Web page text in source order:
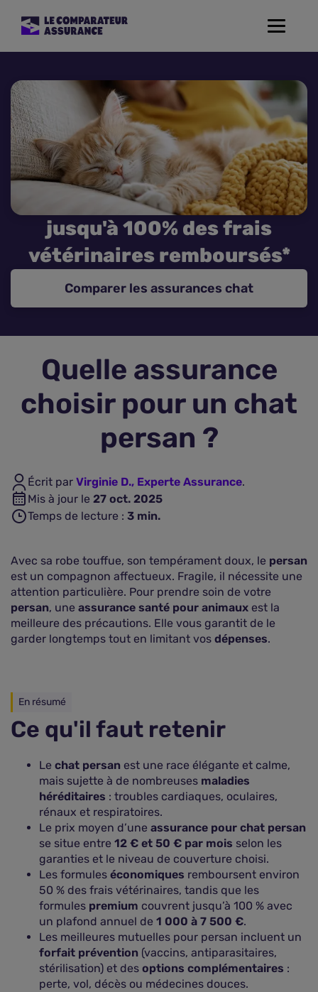
Toggle
Mutuelle Santé
Assurance Moto
Assurance Habitation
Assurance de prêt
Prévoyance
Assurance Animaux
Plus d'assurances
jusqu'à 100% des frais
vétérinaires remboursés*
Comparer les assurances chat
Quelle assurance
choisir pour un chat
persan ?
Écrit par Virginie D., Experte Assurance.
Mis à jour le 27 oct. 2025
Temps de lecture : 3 min.
Avec sa robe touffue, son tempérament doux, le persan
est un compagnon affectueux. Fragile, il nécessite une
attention particulière. Pour prendre soin de votre
persan, une assurance santé pour animaux est la
meilleure des précautions. Elle vous garantit de le
garder longtemps tout en limitant vos dépenses.
En résumé
Ce qu'il faut retenir
Le chat persan est une race élégante et calme,
mais sujette à de nombreuses maladies
héréditaires : troubles cardiaques, oculaires,
rénaux et respiratoires.
Le prix moyen d’une assurance pour chat persan
se situe entre 12 € et 50 € par mois selon les
garanties et le niveau de couverture choisi.
Les formules économiques remboursent environ
50 % des frais vétérinaires, tandis que les
formules premium couvrent jusqu’à 100 % avec
un plafond annuel de 1 000 à 7 500 €.
Les meilleures mutuelles pour persan incluent un
forfait prévention (vaccins, antiparasitaires,
stérilisation) et des options complémentaires :
perte, vol, décès ou médecines douces.